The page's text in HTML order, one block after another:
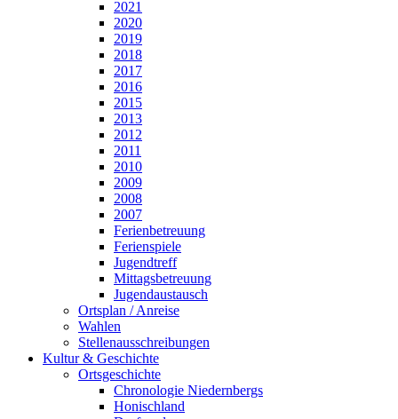
2021
2020
2019
2018
2017
2016
2015
2013
2012
2011
2010
2009
2008
2007
Ferienbetreuung
Ferienspiele
Jugendtreff
Mittagsbetreuung
Jugendaustausch
Ortsplan / Anreise
Wahlen
Stellenausschreibungen
Kultur & Geschichte
Ortsgeschichte
Chronologie Niedernbergs
Honischland